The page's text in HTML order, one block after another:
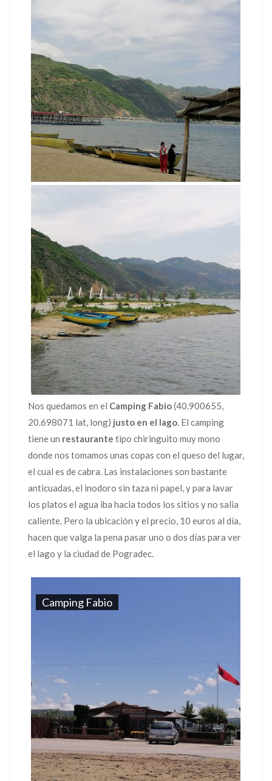
Nos quedamos en el Camping Fabio(40.900655,
20.698071 lat, long) justo en el lago. El camping
tiene un restaurante tipo chiringuito muy mono
donde nos tomamos unas copas con el queso del lugar,
el cual es de cabra. Las instalaciones son bastante
anticuadas, el inodoro sin taza ni papel, y para lavar
los platos el agua iba hacia todos los sitios y no salia
caliente. Pero la ubicación y el precio, 10 euros al día,
hacen que valga la pena pasar uno o dos días para ver
el lago y la ciudad de Pogradec.
Camping Fabio